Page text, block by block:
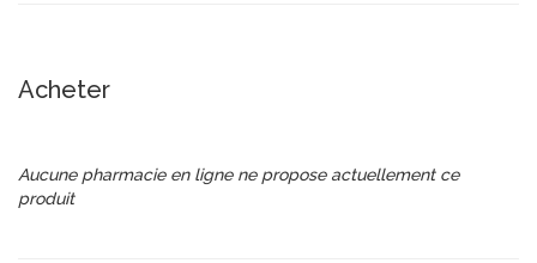
Acheter
Aucune pharmacie en ligne ne propose actuellement ce
produit